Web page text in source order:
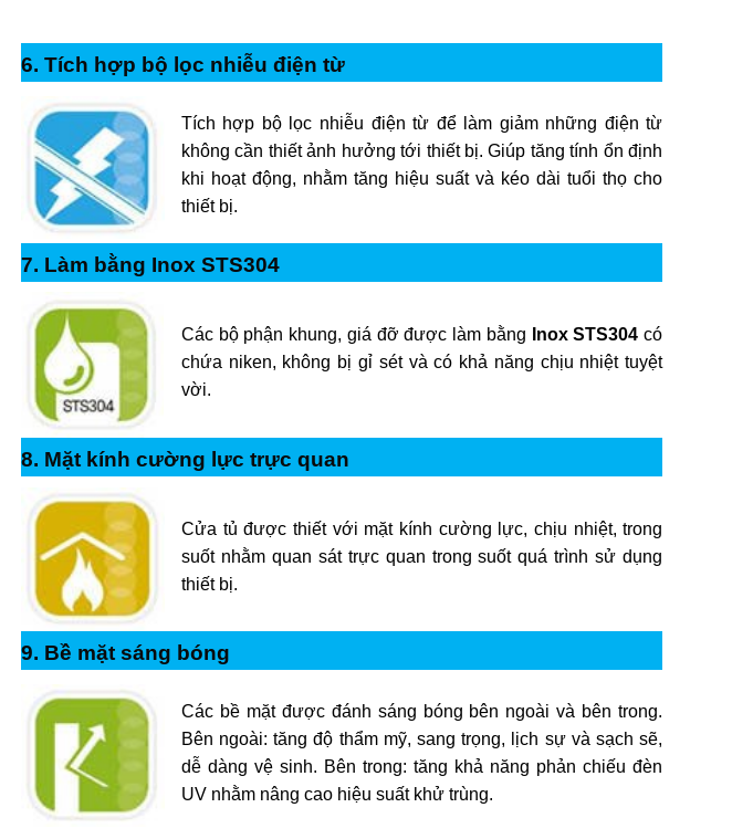
6. Tích hợp bộ lọc nhiễu điện từ
Tích hợp bộ lọc nhiễu điện từ để làm giảm những điện từ
không cần thiết ảnh hưởng tới thiết bị. Giúp tăng tính ổn định
khi hoạt động, nhằm tăng hiệu suất và kéo dài tuổi thọ cho
thiết bị.
7. Làm bằng Inox STS304
Các bộ phận khung, giá đỡ được làm bằng Inox STS304 có
chứa niken, không bị gỉ sét và có khả năng chịu nhiệt tuyệt
vời.
8. Mặt kính cường lực trực quan
Cửa tủ được thiết với mặt kính cường lực, chịu nhiệt, trong
suốt nhằm quan sát trực quan trong suốt quá trình sử dụng
thiết bị.
9. Bề mặt sáng bóng
Các bề mặt được đánh sáng bóng bên ngoài và bên trong.
Bên ngoài: tăng độ thẩm mỹ, sang trọng, lịch sự và sạch sẽ,
dễ dàng vệ sinh. Bên trong: tăng khả năng phản chiếu đèn
UV nhằm nâng cao hiệu suất khử trùng.